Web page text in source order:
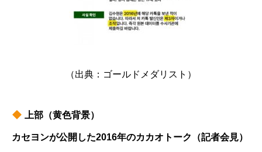
（出典：ゴールドメダリスト）
上部（黄色背景）
カセヨンが公開した2016年のカカオトーク（記者会見）